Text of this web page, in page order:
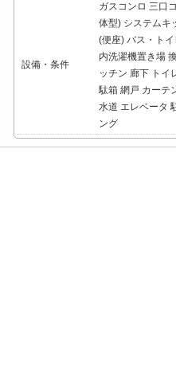
設備・条件
ガスコンロ 三口
体型) システムキ
(便座) バス・トイ
内洗濯機置き場
ッチン 廊下 トイ
駄箱 網戸 カーテ
水道 エレベータ
ング